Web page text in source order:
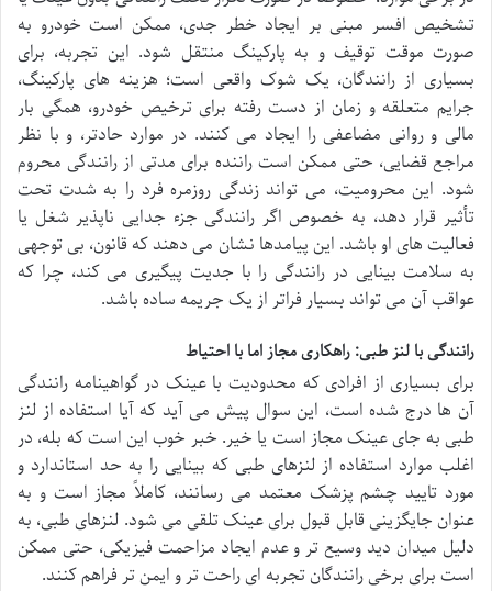
تشخیص افسر مبنی بر ایجاد خطر جدی، ممکن است خودرو به
صورت موقت توقیف و به پارکینگ منتقل شود. این تجربه، برای
بسیاری از رانندگان، یک شوک واقعی است؛ هزینه های پارکینگ،
جرایم متعلقه و زمان از دست رفته برای ترخیص خودرو، همگی بار
مالی و روانی مضاعفی را ایجاد می کنند. در موارد حادتر، و با نظر
مراجع قضایی، حتی ممکن است راننده برای مدتی از رانندگی محروم
شود. این محرومیت، می تواند زندگی روزمره فرد را به شدت تحت
تأثیر قرار دهد، به خصوص اگر رانندگی جزء جدایی ناپذیر شغل یا
فعالیت های او باشد. این پیامدها نشان می دهند که قانون، بی توجهی
به سلامت بینایی در رانندگی را با جدیت پیگیری می کند، چرا که
عواقب آن می تواند بسیار فراتر از یک جریمه ساده باشد.
رانندگی با لنز طبی: راهکاری مجاز اما با احتیاط
برای بسیاری از افرادی که محدودیت با عینک در گواهینامه رانندگی
آن ها درج شده است، این سوال پیش می آید که آیا استفاده از لنز
طبی به جای عینک مجاز است یا خیر. خبر خوب این است که بله، در
اغلب موارد استفاده از لنزهای طبی که بینایی را به حد استاندارد و
مورد تایید چشم پزشک معتمد می رسانند، کاملاً مجاز است و به
عنوان جایگزینی قابل قبول برای عینک تلقی می شود. لنزهای طبی، به
دلیل میدان دید وسیع تر و عدم ایجاد مزاحمت فیزیکی، حتی ممکن
است برای برخی رانندگان تجربه ای راحت تر و ایمن تر فراهم کنند.